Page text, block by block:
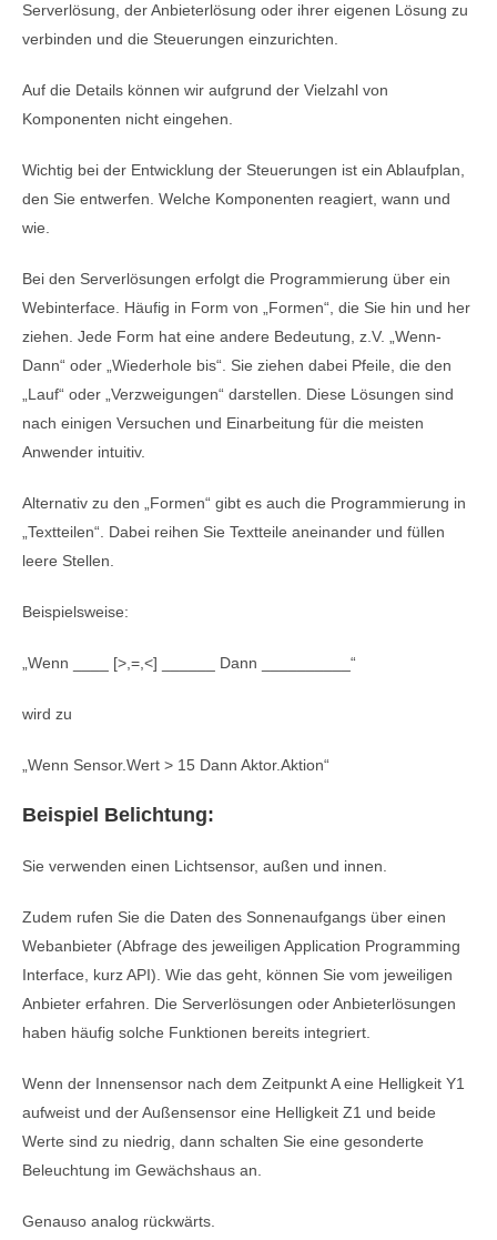
Serverlösung, der Anbieterlösung oder ihrer eigenen Lösung zu
verbinden und die Steuerungen einzurichten.
Auf die Details können wir aufgrund der Vielzahl von
Komponenten nicht eingehen.
Wichtig bei der Entwicklung der Steuerungen ist ein Ablaufplan,
den Sie entwerfen. Welche Komponenten reagiert, wann und
wie.
Bei den Serverlösungen erfolgt die Programmierung über ein
Webinterface. Häufig in Form von „Formen“, die Sie hin und her
ziehen. Jede Form hat eine andere Bedeutung, z.V. „Wenn-
Dann“ oder „Wiederhole bis“. Sie ziehen dabei Pfeile, die den
„Lauf“ oder „Verzweigungen“ darstellen. Diese Lösungen sind
nach einigen Versuchen und Einarbeitung für die meisten
Anwender intuitiv.
Alternativ zu den „Formen“ gibt es auch die Programmierung in
„Textteilen“. Dabei reihen Sie Textteile aneinander und füllen
leere Stellen.
Beispielsweise:
„Wenn ____ [>,=,<] ______ Dann __________“
wird zu
„Wenn Sensor.Wert > 15 Dann Aktor.Aktion“
Beispiel Belichtung:
Sie verwenden einen Lichtsensor, außen und innen.
Zudem rufen Sie die Daten des Sonnenaufgangs über einen
Webanbieter (Abfrage des jeweiligen Application Programming
Interface, kurz API). Wie das geht, können Sie vom jeweiligen
Anbieter erfahren. Die Serverlösungen oder Anbieterlösungen
haben häufig solche Funktionen bereits integriert.
Wenn der Innensensor nach dem Zeitpunkt A eine Helligkeit Y1
aufweist und der Außensensor eine Helligkeit Z1 und beide
Werte sind zu niedrig, dann schalten Sie eine gesonderte
Beleuchtung im Gewächshaus an.
Genauso analog rückwärts.